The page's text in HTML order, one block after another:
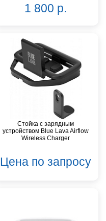
1 800 р.
Стойка c зарядным
устройством Blue Lava Airflow
Wireless Charger
Цена по запросу